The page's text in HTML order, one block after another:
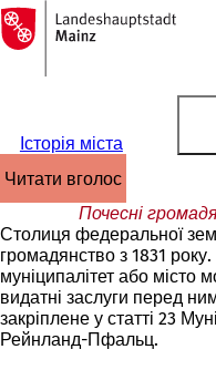
Перейти до змісту
На
головну
сторінку
Історія міста
читати вголос
Почесні
Столиця федеральної
громадянство з 1831
муніципалітет або місто
видатні заслуги перед
закріплене у статті 23
Рейнланд-Пфальц.